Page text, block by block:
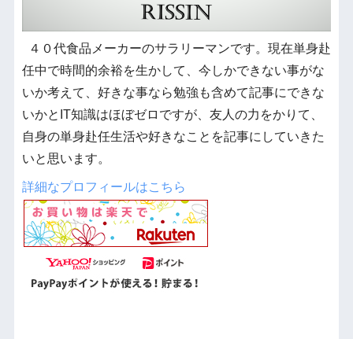
４０代食品メーカーのサラリーマンです。現在単身赴
任中で時間的余裕を生かして、今しかできない事がな
いか考えて、好きな事なら勉強も含めて記事にできな
いかとIT知識はほぼゼロですが、友人の力をかりて、
自身の単身赴任生活や好きなことを記事にしていきた
いと思います。
詳細なプロフィールはこちら